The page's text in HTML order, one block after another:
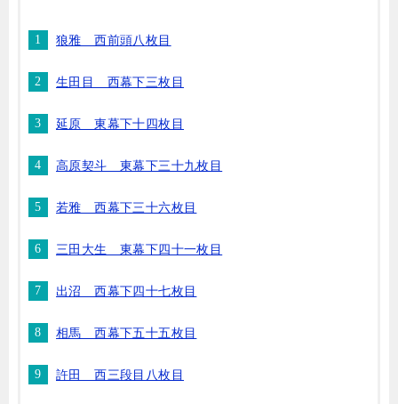
狼雅 西前頭八枚目
生田目 西幕下三枚目
延原 東幕下十四枚目
高原契斗 東幕下三十九枚目
若雅 西幕下三十六枚目
三田大生 東幕下四十一枚目
出沼 西幕下四十七枚目
相馬 西幕下五十五枚目
許田 西三段目八枚目